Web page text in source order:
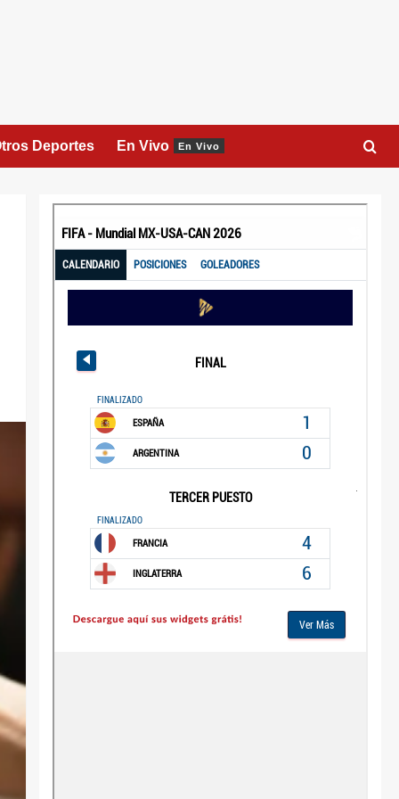
Deportes En Vivo En Vivo